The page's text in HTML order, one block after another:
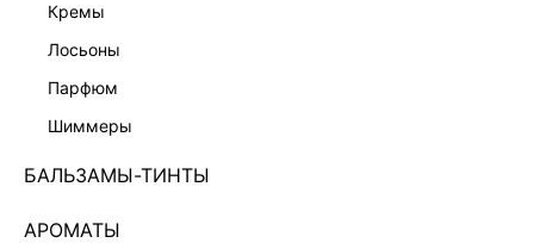
кремы
лосьоны
парфюм
шиммеры
БАЛЬЗАМЫ-ТИНТЫ
АРОМАТЫ